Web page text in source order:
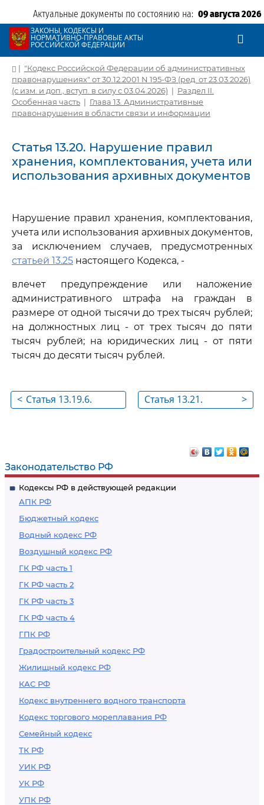
Актуальные документы по состоянию на: 09 августа 2026
ЗАКОНЫ, КОДЕКСЫ И
НОРМАТИВНО-ПРАВОВЫЕ АКТЫ
РОССИЙСКОЙ ФЕДЕРАЦИИ
Законодательство РФ
Кодексы РФ в действующей редакции
АПК РФ
Бюджетный кодекс
Водный кодекс РФ
Воздушный кодекс РФ
ГК РФ часть 1
ГК РФ часть 2
ГК РФ часть 3
ГК РФ часть 4
ГПК РФ
Градостроительный кодекс РФ
Жилищный кодекс РФ
КАС РФ
Кодекс внутреннего водного транспорта
Кодекс торгового мореплавания РФ
Семейный кодекс
ТК РФ
УИК РФ
УК РФ
УПК РФ
| "Кодекс Российской Федерации об административных
правонарушениях" от 30.12.2001 N 195-ФЗ (ред. от 23.03.2026)
(с изм. и доп., вступ. в силу с 03.04.2026) | Раздел II.
Особенная часть | Глава 13. Административные
правонарушения в области связи и информации
Статья 13.20. Нарушение правил
хранения, комплектования, учета или
использования архивных документов
Нарушение правил хранения, комплектования,
учета или использования архивных документов,
за исключением случаев, предусмотренных
статьей 13.25 настоящего Кодекса, -
влечет предупреждение или наложение
административного штрафа на граждан в
размере от одной тысячи до трех тысяч рублей;
на должностных лиц - от трех тысяч до пяти
тысяч рублей; на юридических лиц - от пяти
тысяч до десяти тысяч рублей.
< Статья 13.19.6.
системе выдачи
специального
разрешения на
движение по
автомобильным
дорогам
тяжеловесного и
(или)
крупногабаритного
транспортного
средства и порядка
ее эксплуатации
>
Статья 13.21.
изготовления или
распространения
продукции средства
массовой